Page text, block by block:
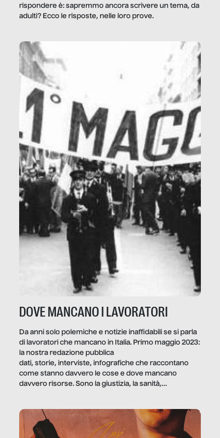
rispondere è: sapremmo ancora scrivere un tema, da
adulti? Ecco le risposte, nelle loro prove.
DOVE MANCANO I LAVORATORI
Da anni solo polemiche e notizie inaffidabili se si parla
di lavoratori che mancano in Italia. Primo maggio 2023:
la nostra redazione pubblica
dati, storie, interviste, infografiche che raccontano
come stanno davvero le cose e dove mancano
davvero risorse. Sono la giustizia, la sanità,